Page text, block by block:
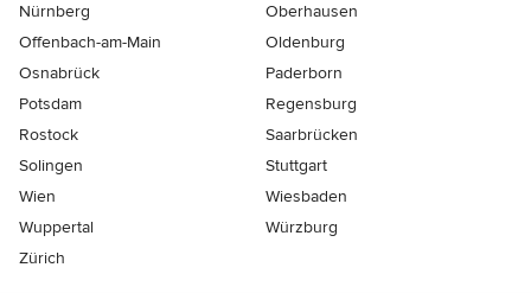
Nürnberg
Oberhausen
Offenbach-am-Main
Oldenburg
Osnabrück
Paderborn
Potsdam
Regensburg
Rostock
Saarbrücken
Solingen
Stuttgart
Wien
Wiesbaden
Wuppertal
Würzburg
Zürich